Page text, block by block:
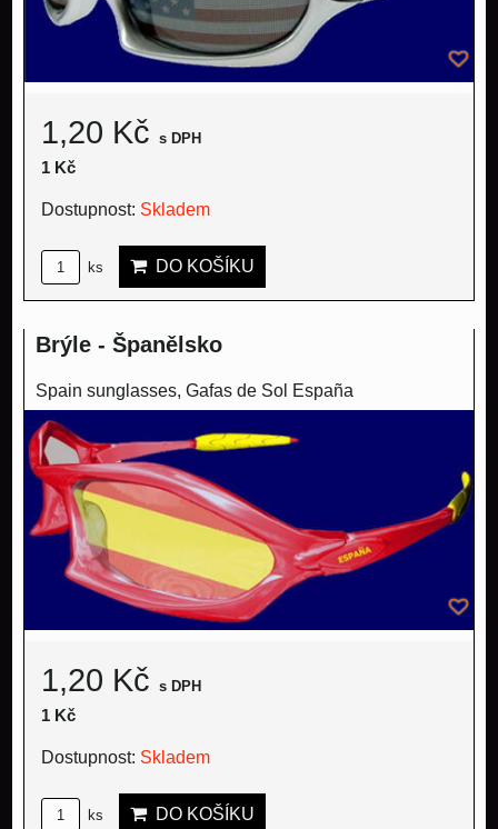
1,20 Kč s DPH
1 Kč
Dostupnost: Skladem
ks DO KOŠÍKU
Brýle - Španělsko
Spain sunglasses, Gafas de Sol España
1,20 Kč s DPH
1 Kč
Dostupnost: Skladem
ks DO KOŠÍKU